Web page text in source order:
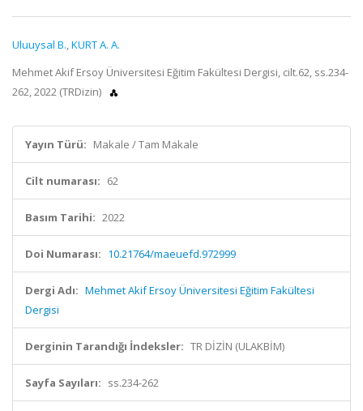
Uluuysal B.,KURT A. A.
Mehmet Akif Ersoy Üniversitesi Eğitim Fakültesi Dergisi, cilt.62, ss.234-
262, 2022 (TRDizin)
Yayın Türü: Makale / Tam Makale
Cilt numarası: 62
Basım Tarihi: 2022
Doi Numarası: 10.21764/maeuefd.972999
Dergi Adı: Mehmet Akif Ersoy Üniversitesi Eğitim Fakültesi
Dergisi
Derginin Tarandığı İndeksler: TR DİZİN (ULAKBİM)
Sayfa Sayıları: ss.234-262